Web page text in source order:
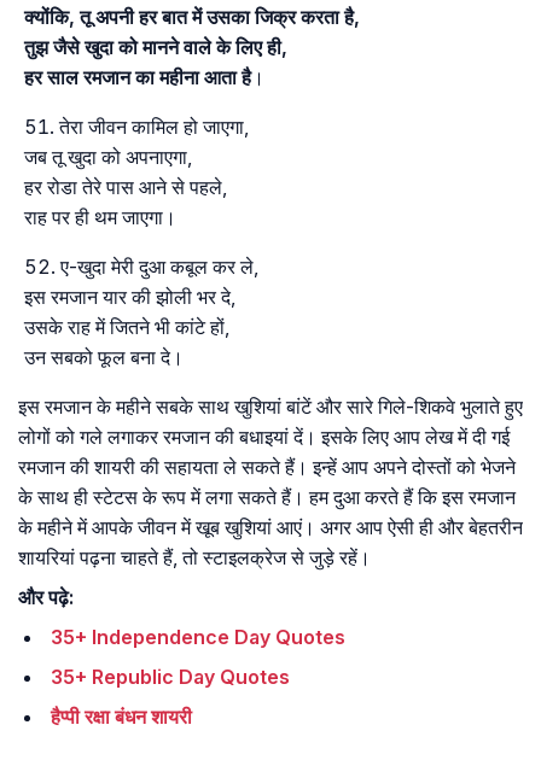
क्योंकि, तू अपनी हर बात में उसका जिक्र करता है,
तुझ जैसे खुदा को मानने वाले के लिए ही,
हर साल रमजान का महीना आता है।
तेरा जीवन कामिल हो जाएगा,
जब तू खुदा को अपनाएगा,
हर रोडा तेरे पास आने से पहले,
राह पर ही थम जाएगा।
ए-खुदा मेरी दुआ कबूल कर ले,
इस रमजान यार की झोली भर दे,
उसके राह में जितने भी कांटे हों,
उन सबको फूल बना दे।
इस रमजान के महीने सबके साथ खुशियां बांटें और सारे गिले-शिकवे भुलाते हुए
लोगों को गले लगाकर रमजान की बधाइयां दें। इसके लिए आप लेख में दी गई
रमजान की शायरी की सहायता ले सकते हैं। इन्हें आप अपने दोस्तों को भेजने
के साथ ही स्टेटस के रूप में लगा सकते हैं। हम दुआ करते हैं कि इस रमजान
के महीने में आपके जीवन में खूब खुशियां आएं। अगर आप ऐसी ही और बेहतरीन
शायरियां पढ़ना चाहते हैं, तो स्टाइलक्रेज से जुड़े रहें।
और पढ़े:
35+ Independence Day Quotes
35+ Republic Day Quotes
हैप्पी रक्षा बंधन शायरी